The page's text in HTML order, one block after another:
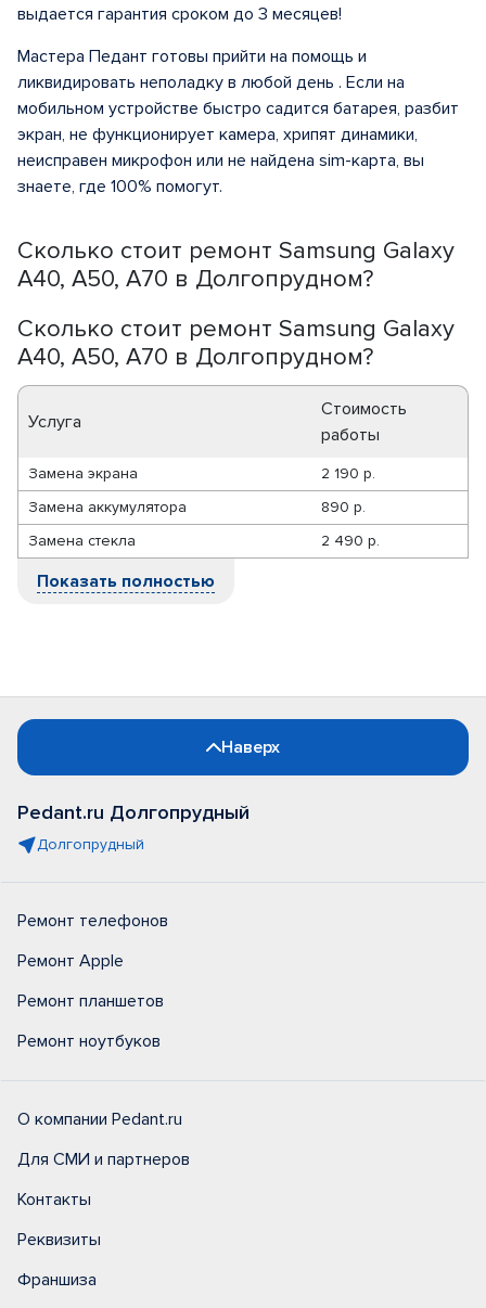
Сколько стоит ремонт Samsung Galaxy
A40, A50, A70 в Долгопрудном?
Сколько стоит ремонт Samsung Galaxy
A40, A50, A70 в Долгопрудном?
Услуга
Стоимость
работы
Замена экрана
2 190 р.
Замена аккумулятора
890 р.
Замена стекла
2 490 р.
Показать полностью
выдается гарантия сроком до 3 месяцев!
Мастера Педант готовы прийти на помощь и
ликвидировать неполадку в любой день . Если на
мобильном устройстве быстро садится батарея, разбит
экран, не функционирует камера, хрипят динамики,
неисправен микрофон или не найдена sim-карта, вы
знаете, где 100% помогут.
Наверх
Pedant.ru Долгопрудный
Долгопрудный
Ремонт телефонов
Ремонт Apple
Ремонт планшетов
Ремонт ноутбуков
О компании Pedant.ru
Для СМИ и партнеров
Контакты
Реквизиты
Франшиза